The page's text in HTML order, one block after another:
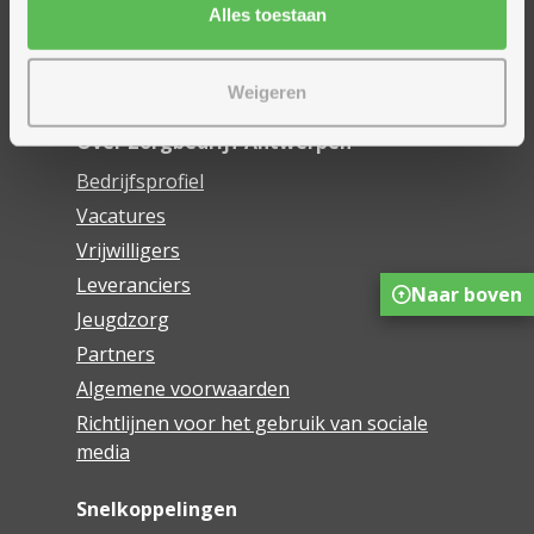
Alles toestaan
Weigeren
Onze innovaties
Mijn Boek
Webwinkel De Schakel
Over Zorgbedrijf Antwerpen
Bedrijfsprofiel
Vacatures
Vrijwilligers
Leveranciers
Jeugdzorg
Partners
Algemene voorwaarden
Richtlijnen voor het gebruik van sociale
media
Snelkoppelingen
Naar boven